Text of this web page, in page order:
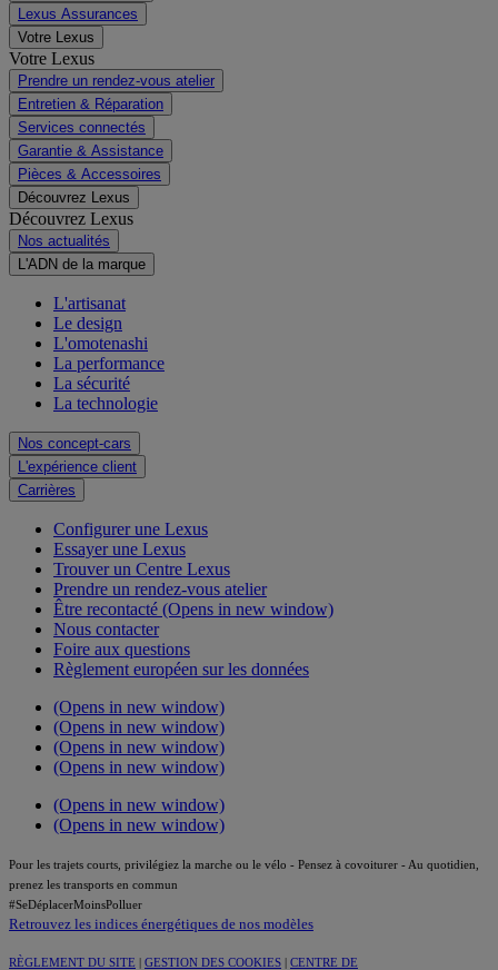
Lexus Assurances
Votre Lexus
Votre Lexus
Prendre un rendez-vous atelier
Entretien & Réparation
Services connectés
Garantie & Assistance
Pièces & Accessoires
Découvrez Lexus
Découvrez Lexus
Nos actualités
L'ADN de la marque
L'artisanat
Le design
L'omotenashi
La performance
La sécurité
La technologie
Nos concept-cars
L'expérience client
Carrières
Configurer une Lexus
Essayer une Lexus
Trouver un Centre Lexus
Prendre un rendez-vous atelier
Être recontacté (Opens in new window)
Nous contacter
Foire aux questions
Règlement européen sur les données
(Opens in new window)
(Opens in new window)
(Opens in new window)
(Opens in new window)
(Opens in new window)
(Opens in new window)
Pour les trajets courts, privilégiez la marche ou le vélo - Pensez à covoiturer - Au quotidien,
prenez les transports en commun
#SeDéplacerMoinsPolluer
Retrouvez les indices énergétiques de nos modèles
RÈGLEMENT DU SITE | GESTION DES COOKIES | CENTRE DE